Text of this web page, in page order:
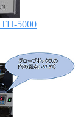
5000